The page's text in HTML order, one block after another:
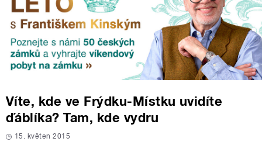
Víte, kde ve Frýdku-Místku uvidíte
ďáblíka? Tam, kde vydru
15. květen 2015